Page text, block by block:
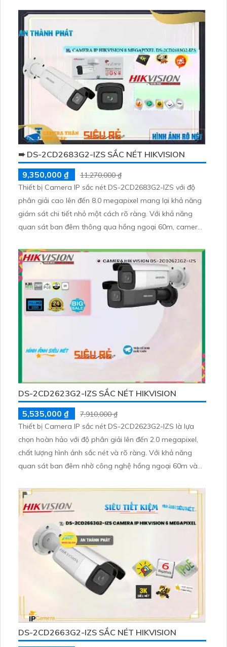
➠ DS-2CD2683G2-IZS SẮC NÉT HIKVISION
9,350,000 ₫
11,270,000 ₫
Thiết bị Camera IP sắc nét DS-2CD2683G2-IZS với độ
phân giải cao lên đến 8.0 megapixel mang lại khả năng
giám sát chi tiết nhỏ một cách rõ ràng. Với khả năng
quan sát ban đêm thông qua hồng ngoại 60m, camera
được trang bị công nghệ IP tiên tiến giúp duy trì chất
lượng hình ảnh
DS-2CD2623G2-IZS SẮC NÉT HIKVISION
5,535,000 ₫
7,910,000 ₫
Thiết bị Camera IP sắc nét DS-2CD2623G2-IZS là lựa
chọn hoàn hảo với độ phân giải lên đến 2.0 megapixel,
chất lượng hình ảnh sắc nét và rõ ràng. Với khả năng
quan sát ban đêm nhờ công nghệ hồng ngoại 60m và
Thiết bị được trang bị công nghệ IP tiên tiến, SMD
camera xưởng sản xuất, thân kim loại bền bỉ và chất
lượng
DS-2CD2663G2-IZS SẮC NÉT HIKVISION